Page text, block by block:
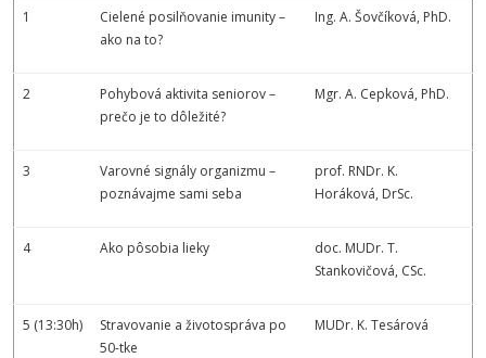
1
Cielené posilňovanie imunity –
ako na to?
Ing. A. Šovčíková, PhD.
2
Pohybová aktivita seniorov –
prečo je to dôležité?
Mgr. A. Cepková, PhD.
3
Varovné signály organizmu –
poznávajme sami seba
prof. RNDr. K.
Horáková, DrSc.
4 Ako pôsobia lieky
doc. MUDr. T.
Stankovičová, CSc.
5 (13:30h)
Stravovanie a životospráva po
50-tke
MUDr. K. Tesárová